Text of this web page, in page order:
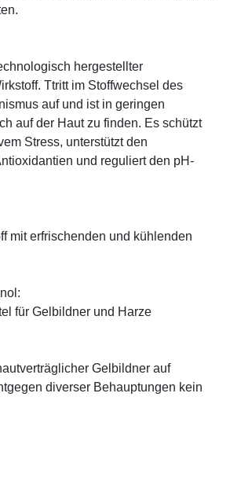
hergestellter
Ttritt im Stoffwechsel des
auf und ist in geringen
auf der Haut zu finden. Es schützt
Stress, unterstützt den
und reguliert den pH-
mit erfrischenden und kühlenden
für Gelbildner und Harze
Gelbildner auf
diverser Behauptungen kein